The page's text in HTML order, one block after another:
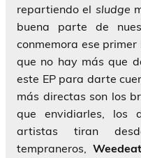
repartiendo el sludge
buena parte de
conmemora ese
que no hay más que
este EP para darte
más directas son los
que envidiarles, los
artistas tiran
tempraneros,